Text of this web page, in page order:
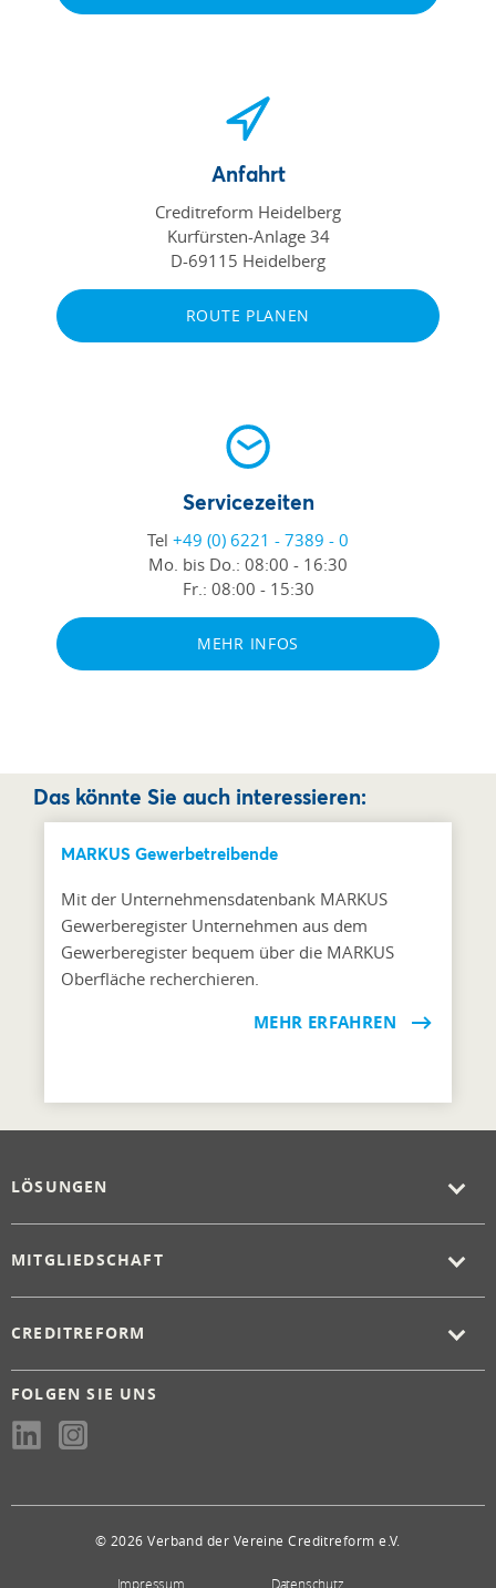
Anfahrt
Creditreform Heidelberg
Kurfürsten-Anlage 34
D-69115 Heidelberg
ROUTE PLANEN
Servicezeiten
Tel +49 (0) 6221 - 7389 - 0
Mo. bis Do.: 08:00 - 16:30
Fr.: 08:00 - 15:30
MEHR INFOS
Das könnte Sie auch interessieren:
MARKUS Gewerbetreibende
Mit der Unternehmensdatenbank MARKUS
Gewerberegister Unternehmen aus dem
Gewerberegister bequem über die MARKUS
Oberfläche recherchieren.
MEHR ERFAHREN
LÖSUNGEN
MITGLIEDSCHAFT
CREDITREFORM
FOLGEN SIE UNS
© 2026 Verband der Vereine Creditreform e.V.
Impressum Datenschutz